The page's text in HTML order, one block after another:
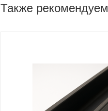
Также рекомендуем